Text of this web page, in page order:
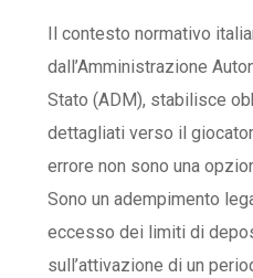
Il contesto normativo
dall’Amministrazione
Stato (ADM), stabilisce
dettagliati verso il
errore non sono una
Sono un adempimento
eccesso dei limiti di
sull’attivazione di un